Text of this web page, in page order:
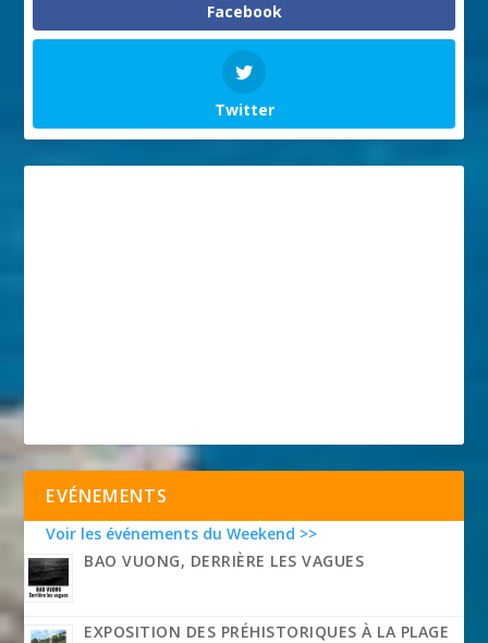
Facebook
Twitter
EVÉNEMENTS
Voir les événements du Weekend >>
BAO VUONG, DERRIÈRE LES VAGUES
EXPOSITION DES PRÉHISTORIQUES À LA PLAGE